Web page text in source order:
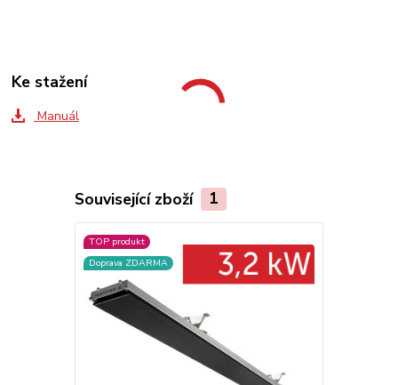
Ke stažení
Manuál
Související zboží 1
TOP produkt
Doprava ZDARMA